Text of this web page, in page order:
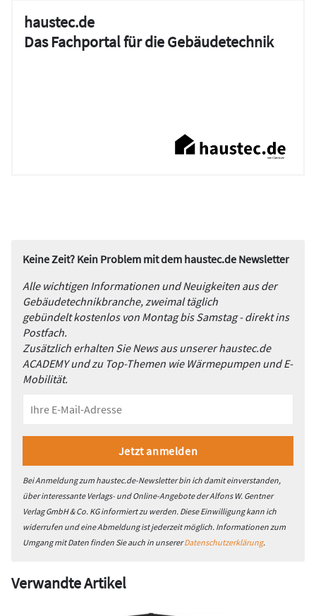
haustec.de
Das Fachportal für die Gebäudetechnik
Keine Zeit? Kein Problem mit dem haustec.de Newsletter
Alle wichtigen Informationen und Neuigkeiten aus der
Gebäudetechnikbranche, zweimal täglich
gebündelt kostenlos von Montag bis Samstag - direkt ins
Postfach.
Zusätzlich erhalten Sie News aus unserer haustec.de
ACADEMY und zu Top-Themen wie Wärmepumpen und E-
Mobilität.
Bei Anmeldung zum haustec.de-Newsletter bin ich damit einverstanden,
über interessante Verlags- und Online-Angebote der Alfons W. Gentner
Verlag GmbH & Co. KG informiert zu werden. Diese Einwilligung kann ich
widerrufen und eine Abmeldung ist jederzeit möglich. Informationen zum
Umgang mit Daten finden Sie auch in unsererDatenschutzerklärung.
Verwandte Artikel